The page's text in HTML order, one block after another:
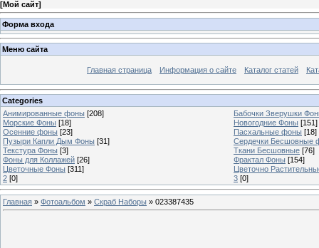
[Мой сайт]
Форма входа
Меню сайта
Главная страница Информация о сайте Каталог статей
Categories
Анимированные фоны [208]
Бабочки Зверушки
Морские Фоны [18] Новогодние Фоны [151]
Осенние фоны [23] Пасхальные фоны [18]
Пузыри Капли Дым Фоны [31]
Сердечки Бесшовные
Текстура Фоны [3] Ткани Бесшовные [76]
Фоны для Коллажей [26] Фрактал Фоны [154]
Цветочные Фоны [311]
Цветочно
2 [0] 3 [0]
Главная » Фотоальбом » Скраб Наборы » 023387435